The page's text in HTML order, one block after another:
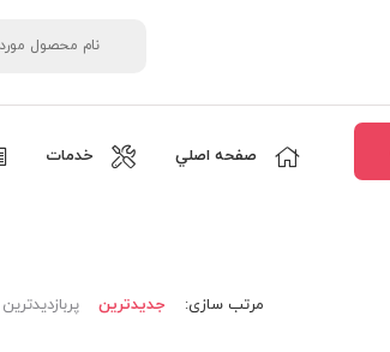
صفحه اصلي خدمات
مرتب‌ سازی: جدیدترین پربازدیدترین